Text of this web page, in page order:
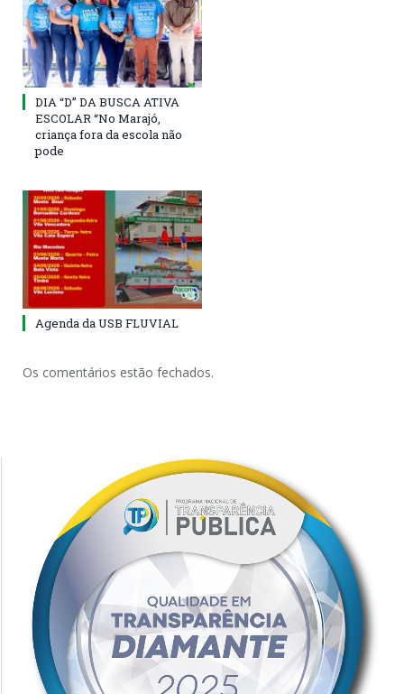
DIA “D” DA BUSCA ATIVA
ESCOLAR “No Marajó,
criança fora da escola não
pode
Agenda da USB FLUVIAL
Os comentários estão fechados.